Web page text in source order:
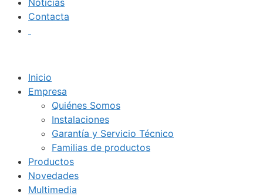
Noticias
Contacta
Inicio
Empresa
Quiénes Somos
Instalaciones
Garantía y Servicio Técnico
Familias de productos
Productos
Novedades
Multimedia